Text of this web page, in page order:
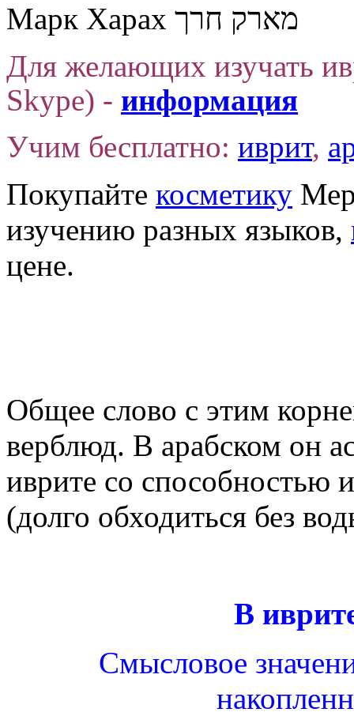
Марк Харах מארק חרך
Для желающих изучать
Skype) - информация
иврит,
Покупайте косметику
изучению разных языков,
цене.
Общее слово с этим
верблюд. В арабском он
иврите со способностью
(долго обходиться без
В
Смысловое